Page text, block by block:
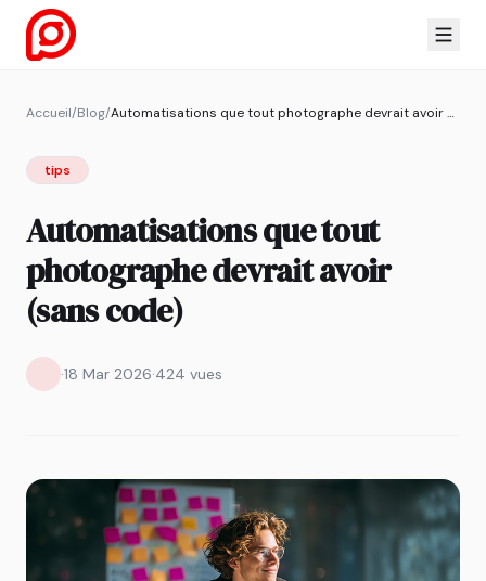
Accueil/Blog/ Automatisations que tout photographe devrait avoir (sans code)
tips
Automatisations que tout
photographe devrait avoir
(sans code)
·18 Mar 2026·424 vues